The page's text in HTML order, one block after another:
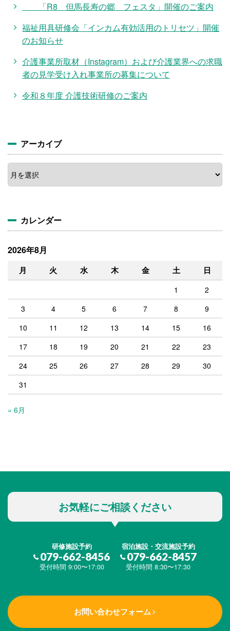
「R8 但馬長寿の郷 フェスタ」開催のご案内
福祉用具研修会「インカム有効活用のトリセツ」開催
のお知らせ
介護事業所取材（Instagram）および介護業界への求職
者の見学受け入れ事業所の募集について
令和８年度 介護技術研修のご案内
アーカイブ
ア
ー
カ
カレンダー
2026年8月
月 火 水 木 金 土 日
1
2
3
4 5 6 7 8
9
10
11 12 13 14 15
16
17
18 19 20 21 22
23
24
25 26 27 28 29
30
31
« 6月
お気軽にご相談ください
研修施設予約
079-662-8456
受付時間 9:00〜17:00
宿泊施設・交流施設予約
079-662-8457
受付時間 8:30〜17:30
お問い合わせフォーム